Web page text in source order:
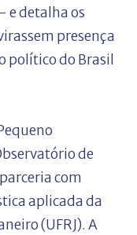
e detalha os
presença
político do Brasil
de
com
aplicada da
(UFRJ). A